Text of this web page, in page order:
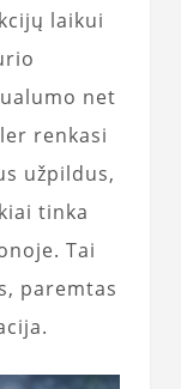
laikui
net
renkasi
užpildus,
tinka
Tai
paremtas